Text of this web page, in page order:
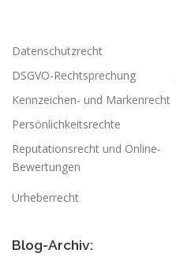
Datenschutzrecht
DSGVO-Rechtsprechung
Kennzeichen- und Markenrecht
Persönlichkeitsrechte
Reputationsrecht und Online-
Bewertungen
Urheberrecht
Blog-Archiv: